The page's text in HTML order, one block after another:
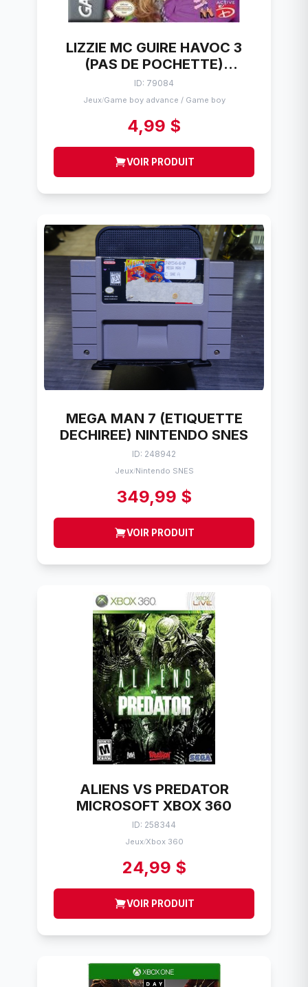
LIZZIE MC GUIRE HAVOC 3
(PAS DE POCHETTE)
NINTENDO GBC
ID: 79084
Jeux/Game boy advance / Game boy
4,99 $
VOIR PRODUIT
MEGA MAN 7 (ETIQUETTE
DECHIREE) NINTENDO SNES
ID: 248942
Jeux/Nintendo SNES
349,99 $
VOIR PRODUIT
ALIENS VS PREDATOR
MICROSOFT XBOX 360
ID: 258344
Jeux/Xbox 360
24,99 $
VOIR PRODUIT